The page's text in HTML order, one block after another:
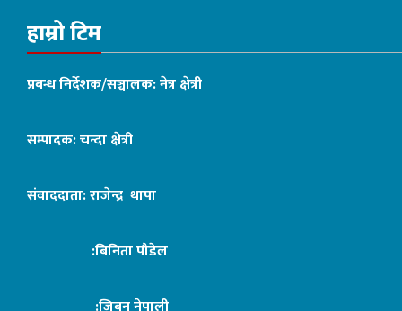
हाम्रो टिम
प्रबन्ध निर्देशक/सञ्चालक: नेत्र क्षेत्री
सम्पादक: चन्दा क्षेत्री
संवाददाता: राजेन्द्र थापा
:बिनिता पौडेल